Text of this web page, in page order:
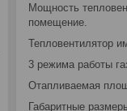
Мощность
помещение.
Тепловентилятор
3 режима работы
Отапливаемая
Габаритные